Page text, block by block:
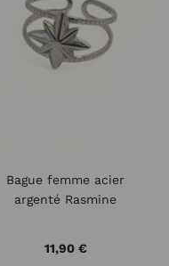
Bague femme acier
argenté Rasmine
11,90 €